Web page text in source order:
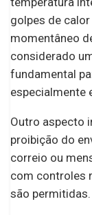
golpes de
momentâneo
considerado
fundamental
especialmente
Outro aspecto
proibição do
correio ou
com controles
são permitidas.